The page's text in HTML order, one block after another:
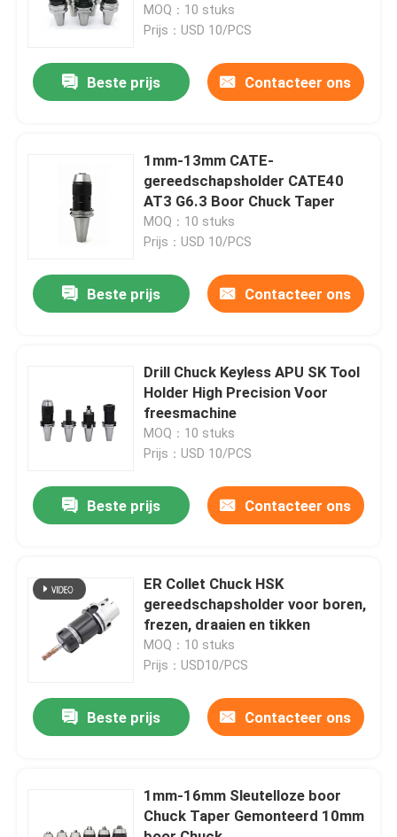
Videos
Over ons
Kwaliteitscontrole
Neem contact met ons op
Verzoek om een Citaat
SK-Hulpmiddelhouder
BT5 BT5 BT5 BT5 BT5 BT5
BT5 BT5 BT5 BT5 BT5 BT5
BT5 BT5 BT5 BT5 BT5 BT5
BT5 BT5 BT5 BT5 BT5 BT5
BT5 BT5 BT5 BT5 BT5 BT5
BT5 BT5 BT5 BT5 BT5 BT5
BT5 BT5 BT5 BT5 BT5 BT5
BT5
MOQ：10 stuks
Prijs：USD 10/PCS
Beste prijs Contacteer ons
1mm-13mm CATE-
gereedschapsholder CATE40
AT3 G6.3 Boor Chuck Taper
MOQ：10 stuks
Prijs：USD 10/PCS
Beste prijs Contacteer ons
Drill Chuck Keyless APU SK Tool
Holder High Precision Voor
freesmachine
MOQ：10 stuks
Prijs：USD 10/PCS
Beste prijs Contacteer ons
ER Collet Chuck HSK
gereedschapsholder voor boren,
frezen, draaien en tikken
MOQ：10 stuks
Prijs：USD10/PCS
Beste prijs Contacteer ons
1mm-16mm Sleutelloze boor
Chuck Taper Gemonteerd 10mm